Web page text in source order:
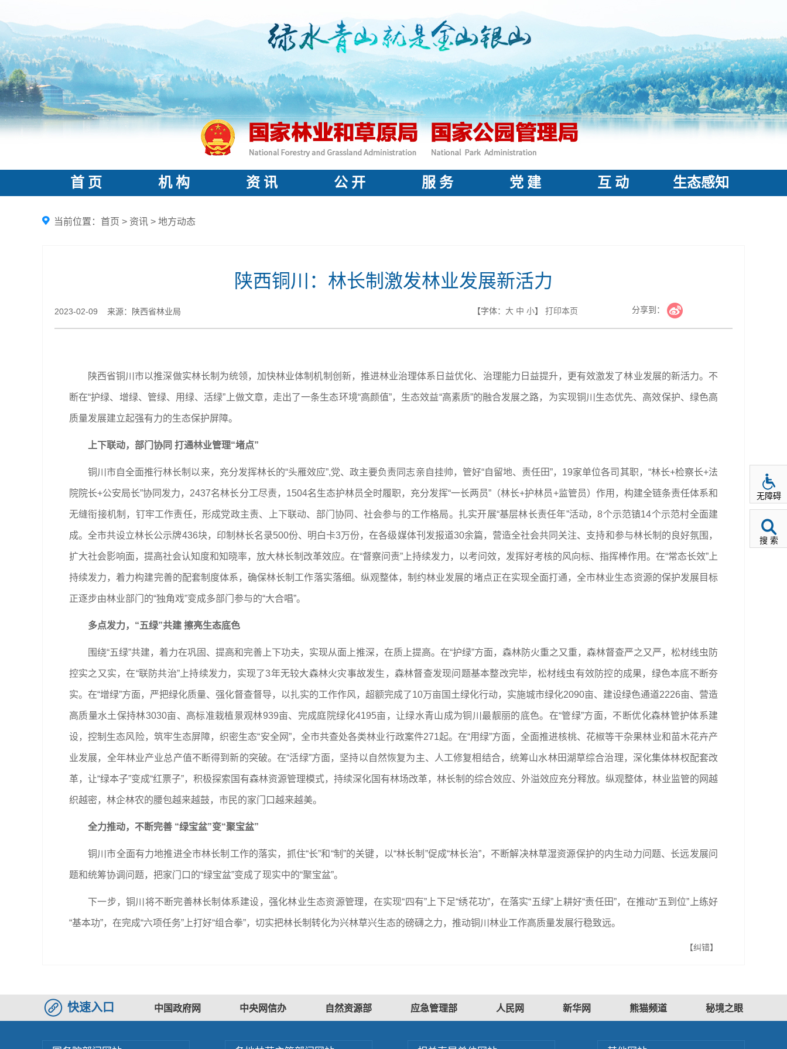
首 页 机 构 资 讯 公 开 服 务 党 建 互 动 生态感知
当前位置： 首页 > 资讯 > 地方动态
陕西铜川：林长制激发林业发展新活力
2023-02-09 来源：​陕西省林业局 【字体： 大 中 小】 打印本页 分享到：
陕西省铜川市以推深做实林长制为统领，加快林业体制机制创新，推进林业治理体系日益优化、治理能力日益提升，更有效激发了林业发展的新活力。不
断在“护绿、增绿、管绿、用绿、活绿”上做文章，走出了一条生态环境“高颜值”，生态效益“高素质”的融合发展之路，为实现铜川生态优先、高效保护、绿色高
质量发展建立起强有力的生态保护屏障。
上下联动，部门协同 打通林业管理“堵点”
铜川市自全面推行林长制以来，充分发挥林长的“头雁效应”,党、政主要负责同志亲自挂帅，管好“自留地、责任田”，19家单位各司其职，“林长+检察长+法
院院长+公安局长”协同发力，2437名林长分工尽责，1504名生态护林员全时履职，充分发挥“一长两员”（林长+护林员+监管员）作用，构建全链条责任体系和
无缝衔接机制，钉牢工作责任，形成党政主责、上下联动、部门协同、社会参与的工作格局。扎实开展“基层林长责任年”活动，8个示范镇14个示范村全面建
成。全市共设立林长公示牌436块，印制林长名录500份、明白卡3万份，在各级媒体刊发报道30余篇，营造全社会共同关注、支持和参与林长制的良好氛围，
扩大社会影响面，提高社会认知度和知晓率，放大林长制改革效应。在“督察问责”上持续发力，以考问效，发挥好考核的风向标、指挥棒作用。在“常态长效”上
持续发力，着力构建完善的配套制度体系，确保林长制工作落实落细。纵观整体，制约林业发展的堵点正在实现全面打通，全市林业生态资源的保护发展目标
正逐步由林业部门的“独角戏”变成多部门参与的“大合唱”。
多点发力，“五绿”共建 擦亮生态底色
围绕“五绿”共建，着力在巩固、提高和完善上下功夫，实现从面上推深，在质上提高。在“护绿”方面，森林防火重之又重，森林督查严之又严，松材线虫防
控实之又实，在“联防共治”上持续发力，实现了3年无较大森林火灾事故发生，森林督查发现问题基本整改完毕，松材线虫有效防控的成果，绿色本底不断夯
实。在“增绿”方面，严把绿化质量、强化督查督导，以扎实的工作作风，超额完成了10万亩国土绿化行动，实施城市绿化2090亩、建设绿色通道2226亩、营造
高质量水土保持林3030亩、高标准栽植景观林939亩、完成庭院绿化4195亩，让绿水青山成为铜川最靓丽的底色。在“管绿”方面，不断优化森林管护体系建
设，控制生态风险，筑牢生态屏障，织密生态“安全网”，全市共查处各类林业行政案件271起。在“用绿”方面，全面推进核桃、花椒等干杂果林业和苗木花卉产
业发展，全年林业产业总产值不断得到新的突破。在“活绿”方面，坚持以自然恢复为主、人工修复相结合，统筹山水林田湖草综合治理，深化集体林权配套改
革，让“绿本子”变成“红票子”，积极探索国有森林资源管理模式，持续深化国有林场改革，林长制的综合效应、外溢效应充分释放。纵观整体，林业监管的网越
织越密，林企林农的腰包越来越鼓，市民的家门口越来越美。
全力推动，不断完善 “绿宝盆”变“聚宝盆”
铜川市全面有力地推进全市林长制工作的落实，抓住“长”和“制”的关键，以“林长制”促成“林长治”，不断解决林草湿资源保护的内生动力问题、长远发展问
题和统筹协调问题，把家门口的“绿宝盆”变成了现实中的“聚宝盆”。
下一步，铜川将不断完善林长制体系建设，强化林业生态资源管理，在实现“四有”上下足“绣花功”，在落实“五绿”上耕好“责任田”，在推动“五到位”上练好
“基本功”，在完成“六项任务”上打好“组合拳”，切实把林长制转化为兴林草兴生态的磅礴之力，推动铜川林业工作高质量发展行稳致远。
【纠错】
快速入口 中国政府网 中央网信办 自然资源部 应急管理部 人民网 新华网 熊猫频道 秘境之眼
无障碍
搜 索